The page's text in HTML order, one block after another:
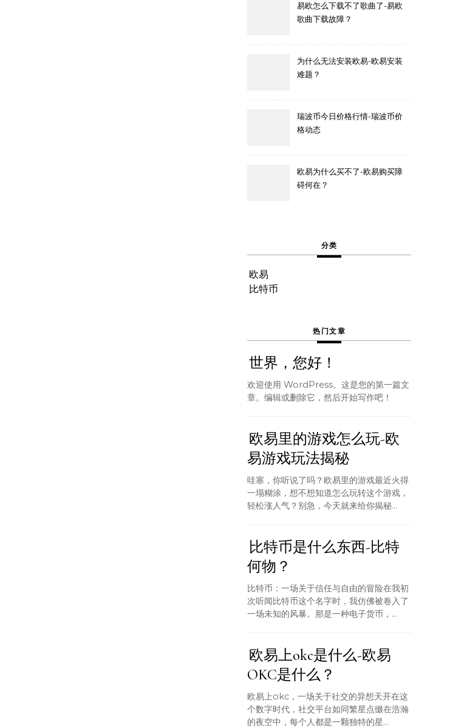
易欧怎么下载不了歌曲了-易欧
歌曲下载故障？
为什么无法安装欧易-欧易安装
难题？
瑞波币今日价格行情-瑞波币价
格动态
欧易为什么买不了-欧易购买障
碍何在？
分类
欧易
比特币
热门文章
世界，您好！
欢迎使用 WordPress。这是您的第一篇文
章。编辑或删除它，然后开始写作吧！
欧易里的游戏怎么玩-欧
易游戏玩法揭秘
哇塞，你听说了吗？欧易里的游戏最近火得
一塌糊涂，想不想知道怎么玩转这个游戏，
轻松涨人气？别急，今天就来给你揭秘...
比特币是什么东西-比特
何物？
比特币：一场关于信任与自由的冒险在我初
次听闻比特币这个名字时，我仿佛被卷入了
一场未知的风暴。那是一种电子货币，...
欧易上okc是什么-欧易
OKC是什么？
欧易上okc，一场关于社交的异想天开在这
个数字时代，社交平台如同繁星点缀在浩瀚
的夜空中，每个人都是一颗独特的星...